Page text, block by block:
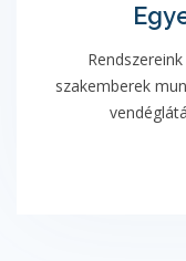
szakemberek